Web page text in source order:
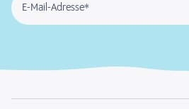
E-Mail-Adresse*